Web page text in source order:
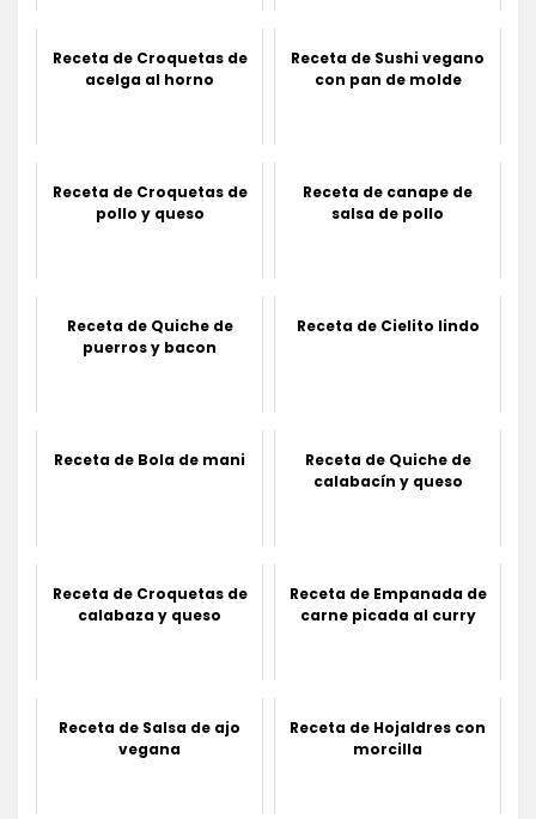
Receta de Croquetas de
acelga al horno
Receta de Sushi vegano
con pan de molde
Receta de Croquetas de
pollo y queso
Receta de canape de
salsa de pollo
Receta de Quiche de
puerros y bacon
Receta de Cielito lindo
Receta de Bola de mani
Receta de Quiche de
calabacín y queso
Receta de Croquetas de
calabaza y queso
Receta de Empanada de
carne picada al curry
Receta de Salsa de ajo
vegana
Receta de Hojaldres con
morcilla